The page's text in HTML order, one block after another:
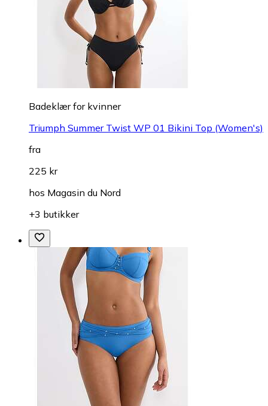
Badeklær for kvinner
Triumph Summer Twist WP 01 Bikini Top (Women's)
fra
225 kr
hos Magasin du Nord
+3 butikker